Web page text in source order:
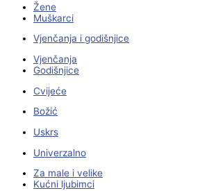
Žene
Muškarci
Vjenčanja i godišnjice
Vjenčanja
Godišnjice
Cvijeće
Božić
Uskrs
Univerzalno
Za male i velike
Kućni ljubimci